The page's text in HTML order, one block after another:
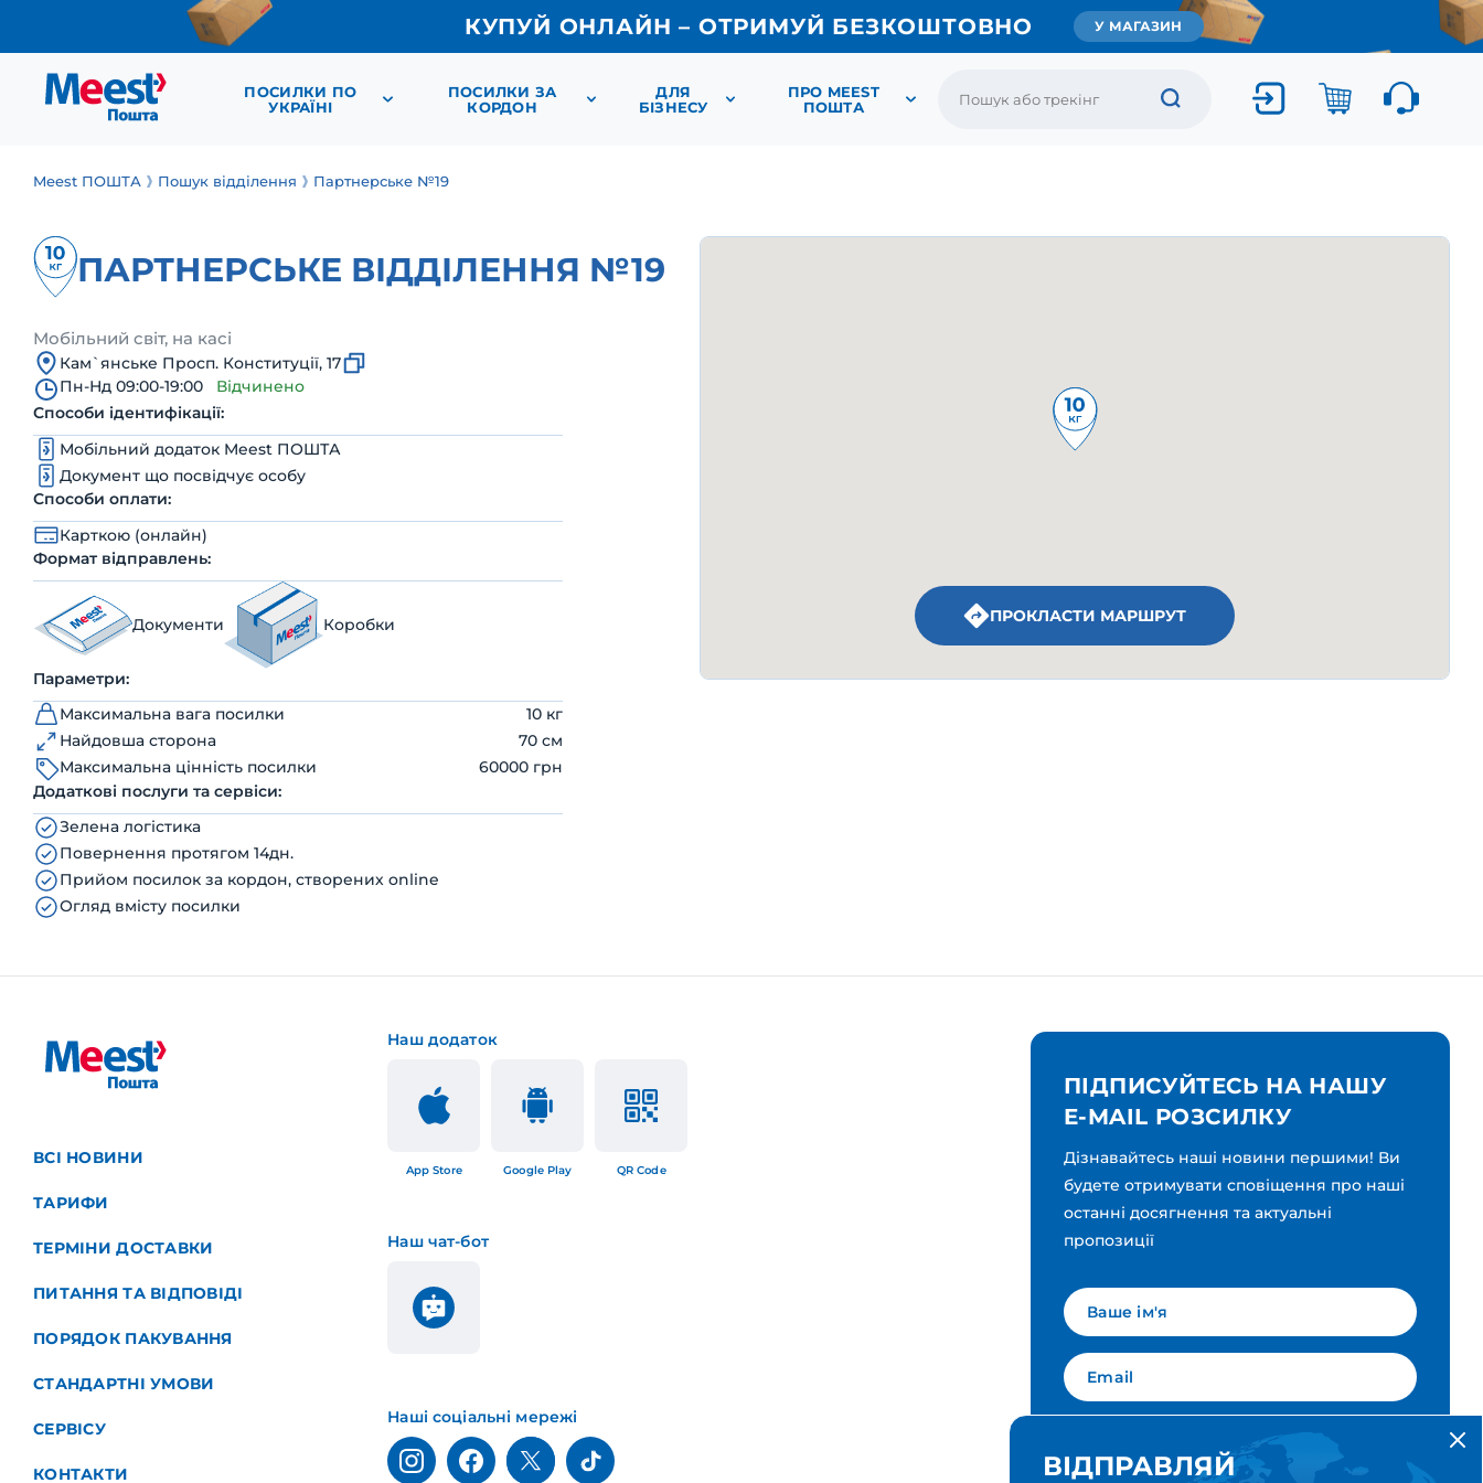
КУПУЙ ОНЛАЙН – ОТРИМУЙ БЕЗКОШТОВНО У МАГАЗИН
ПОСИЛКИ ПО
УКРАЇНІ
ПОСИЛКИ ЗА
КОРДОН
ДЛЯ
БІЗНЕСУ
ПРО MEEST
ПОШТА
Meest ПОШТА Пошук відділення Партнерське №19
ПАРТНЕРСЬКЕ ВІДДІЛЕННЯ №19
Мобільний світ, на касі
Кам`янське Просп. Конституції, 17
Пн-Нд 09:00-19:00
Відчинено
Способи ідентифікації:
Мобільний додаток Meest ПОШТА
Документ що посвідчує особу
Способи оплати:
Карткою (онлайн)
Формат відправлень:
Документи Коробки
Параметри:
Максимальна вага посилки
10 кг
Найдовша сторона
70 см
Максимальна цінність посилки
60000 грн
Додаткові послуги та сервіси:
Зелена логістика
Повернення протягом 14дн.
Прийом посилок за кордон, створених online
Огляд вмісту посилки
ПРОКЛАСТИ МАРШРУТ
ВСІ НОВИНИ
ТАРИФИ
ТЕРМІНИ ДОСТАВКИ
ПИТАННЯ ТА ВІДПОВІДІ
ПОРЯДОК ПАКУВАННЯ
СТАНДАРТНІ УМОВИ
СЕРВІСУ
КОНТАКТИ
Наш додаток
App Store Google Play QR Code
Наш чат-бот
Наші соціальні мережі
ПІДПИСУЙТЕСЬ НА НАШУ
E-MAIL РОЗСИЛКУ
Дізнавайтесь наші новини першими! Ви
будете отримувати сповіщення про наші
останні досягнення та актуальні
пропозиції
Мова для вашої розсилки Українська
ВІДПРАВЛЯЙ